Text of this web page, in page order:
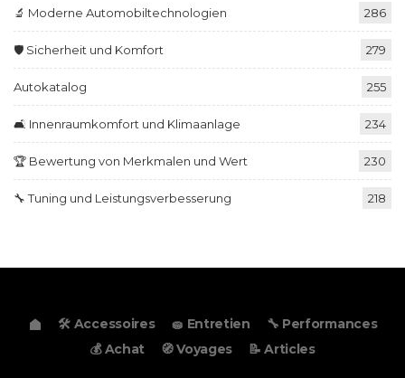
🔬 Moderne Automobiltechnologien 286
🛡️ Sicherheit und Komfort 279
Autokatalog 255
🛋️ Innenraumkomfort und Klimaanlage 234
🏆 Bewertung von Merkmalen und Wert 230
🔧 Tuning und Leistungsverbesserung 218
🛠️ Accessoires 🧽 Entretien
🔧 Performances
💰 Achat
🧭 Voyages 📝 Articles